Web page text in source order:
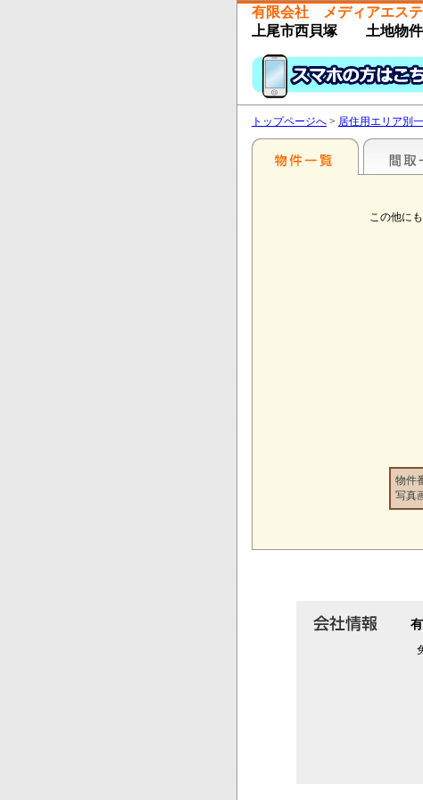
有限会社 メディアエステ
上尾市西貝塚 土地物件
トップページへ > 居住用エリア別
この他に
物件
写真